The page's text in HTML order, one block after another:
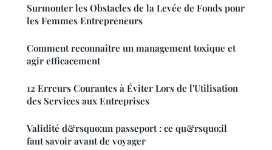
Surmonter les Obstacles de la Levée de Fonds pour
les Femmes Entrepreneurs
Comment reconnaître un management toxique et
agir efficacement
12 Erreurs Courantes à Éviter Lors de l'Utilisation
des Services aux Entreprises
Validité d&rsquo;un passeport : ce qu&rsquo;il
faut savoir avant de voyager